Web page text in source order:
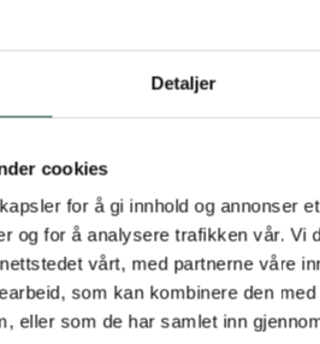
Detaljer
cookies
for å gi innhold og annonser
og for å analysere trafikken vår. Vi
vårt, med partnerne våre
som kan kombinere den
eller som de har samlet inn
som gjerne
ei fuglekasse i
fuglekasser er i tillegg en
i skogen, kravene de
hvordan vi alle kan hjelpe til
Nyborg Støstad.
fuglekasseer det
man kan lage og henge